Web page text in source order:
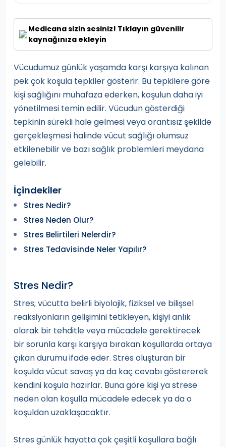
Medicana sizin sesiniz! Tıklayın güvenilir
kaynağınıza ekleyin
Vücudumuz günlük yaşamda karşı karşıya kalınan
pek çok koşula tepkiler gösterir. Bu tepkilere göre
kişi sağlığını muhafaza ederken, koşulun daha iyi
yönetilmesi temin edilir. Vücudun gösterdiği
tepkinin sürekli hale gelmesi veya orantısız şekilde
gerçekleşmesi halinde vücut sağlığı olumsuz
etkilenebilir ve bazı sağlık problemleri meydana
gelebilir.
İçindekiler
Stres Nedir?
Stres Neden Olur?
Stres Belirtileri Nelerdir?
Stres Tedavisinde Neler Yapılır?
Stres Nedir?
Stres; vücutta belirli biyolojik, fiziksel ve bilişsel
reaksiyonların gelişimini tetikleyen, kişiyi anlık
olarak bir tehditle veya mücadele gerektirecek
bir sorunla karşı karşıya bırakan koşullarda ortaya
çıkan durumu ifade eder. Stres oluşturan bir
koşulda vücut savaş ya da kaç cevabı göstererek
kendini koşula hazırlar. Buna göre kişi ya strese
neden olan koşulla mücadele edecek ya da o
koşuldan uzaklaşacaktır.
Stres günlük hayatta çok çeşitli koşullara bağlı